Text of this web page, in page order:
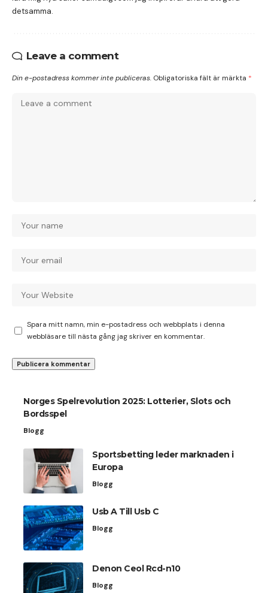
detsamma.
Leave a comment
Din e-postadress kommer inte publiceras. Obligatoriska fält är märkta *
Spara mitt namn, min e-postadress och webbplats i denna
webbläsare till nästa gång jag skriver en kommentar.
Norges Spelrevolution 2025: Lotterier, Slots och
Bordsspel
Blogg
Sportsbetting leder marknaden i
Europa
Blogg
Usb A Till Usb C
Blogg
Denon Ceol Rcd-n10
Blogg